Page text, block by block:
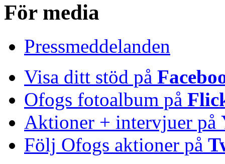
För media
Pressmeddelanden
Visa ditt stöd på
Ofogs fotoalbum på
Aktioner + intervjuer på
Följ Ofogs aktioner på